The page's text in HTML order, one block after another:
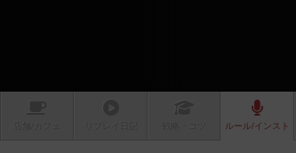
ルール/インスト